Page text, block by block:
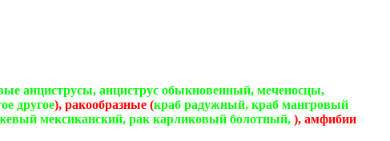
анциструсы, анциструс обыкновенный, меченосцы,
другое), ракообразные (краб радужный, краб мангровый
мексиканский, рак карликовый болотный, ), амфибии